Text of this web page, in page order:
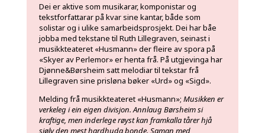
Dei er aktive som musikarar, komponistar og
tekstforfattarar på kvar sine kantar, både som
solistar og i ulike samarbeidsprosjekt. Dei har båe
jobba med tekstane til Ruth Lillegraven, seinast i
musikkteateret «Husmann» der fleire av spora på
«Skyer av Perlemor» er henta frå. På utgjevinga har
Djønne&Børsheim satt melodiar til tekstar frå
Lillegraven sine prisløna bøker «Urd» og «Sigd».
Melding frå musikkteateret «Husmann»; Musikken er
verkeleg i ein eigen divisjon. Annlaug Børsheim si
kraftige, men inderlege røyst kan framkalla tårer hjå
sjølv den mest hardhuda bonde. Saman med